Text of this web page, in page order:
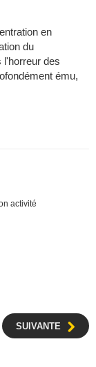
en
du
l'horreur des
ému,
activité
SUIVANTE